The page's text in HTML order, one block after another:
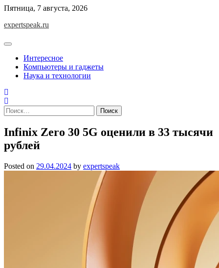
Skip
content
Пятница, 7 августа, 2026
expertspeak.ru
Интересное
Компьютеры и гаджеты
Наука и технологии
Найти:
Infinix Zero 30 5G оценили в 33 тысячи
рублей
Posted on 29.04.2024 by expertspeak